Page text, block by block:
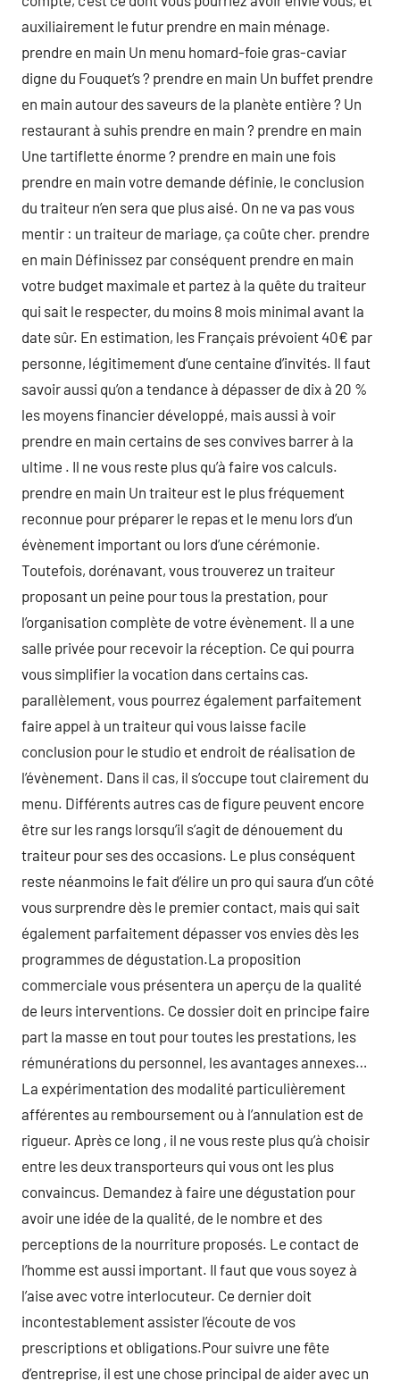
auxiliairement le futur prendre en main ménage.
prendre en main Un menu homard-foie gras-caviar
digne du Fouquet’s ? prendre en main Un buffet prendre
en main autour des saveurs de la planète entière ? Un
restaurant à suhis prendre en main ? prendre en main
Une tartiflette énorme ? prendre en main une fois
prendre en main votre demande définie, le conclusion
du traiteur n’en sera que plus aisé. On ne va pas vous
mentir : un traiteur de mariage, ça coûte cher. prendre
en main Définissez par conséquent prendre en main
votre budget maximale et partez à la quête du traiteur
qui sait le respecter, du moins 8 mois minimal avant la
date sûr. En estimation, les Français prévoient 40€ par
personne, légitimement d’une centaine d’invités. Il faut
savoir aussi qu’on a tendance à dépasser de dix à 20 %
les moyens financier développé, mais aussi à voir
prendre en main certains de ses convives barrer à la
ultime . Il ne vous reste plus qu’à faire vos calculs.
prendre en main Un traiteur est le plus fréquement
reconnue pour préparer le repas et le menu lors d’un
évènement important ou lors d’une cérémonie.
Toutefois, dorénavant, vous trouverez un traiteur
proposant un peine pour tous la prestation, pour
l’organisation complète de votre évènement. Il a une
salle privée pour recevoir la réception. Ce qui pourra
vous simplifier la vocation dans certains cas.
parallèlement, vous pourrez également parfaitement
faire appel à un traiteur qui vous laisse facile
conclusion pour le studio et endroit de réalisation de
l’évènement. Dans il cas, il s’occupe tout clairement du
menu. Différents autres cas de figure peuvent encore
être sur les rangs lorsqu’il s’agit de dénouement du
traiteur pour ses des occasions. Le plus conséquent
reste néanmoins le fait d’élire un pro qui saura d’un côté
vous surprendre dès le premier contact, mais qui sait
également parfaitement dépasser vos envies dès les
programmes de dégustation.La proposition
commerciale vous présentera un aperçu de la qualité
de leurs interventions. Ce dossier doit en principe faire
part la masse en tout pour toutes les prestations, les
rémunérations du personnel, les avantages annexes…
La expérimentation des modalité particulièrement
afférentes au remboursement ou à l’annulation est de
rigueur. Après ce long , il ne vous reste plus qu’à choisir
entre les deux transporteurs qui vous ont les plus
convaincus. Demandez à faire une dégustation pour
avoir une idée de la qualité, de le nombre et des
perceptions de la nourriture proposés. Le contact de
l’homme est aussi important. Il faut que vous soyez à
l’aise avec votre interlocuteur. Ce dernier doit
incontestablement assister l’écoute de vos
prescriptions et obligations.Pour suivre une fête
d’entreprise, il est une chose principal de aider avec un